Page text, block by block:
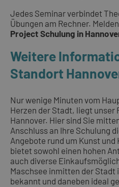
Jedes Seminar verbindet
Übungen am Rechner.
Project Schulung in
Weitere
Standort
Nur wenige Minuten vom
Herzen der Stadt, liegt unser
Hannover. Hier sind Sie
Anschluss an Ihre Schulung
Angebote rund um Kunst
bietet sowohl einen hohen
auch diverse
Maschsee inmitten der Stadt
bekannt und daneben ideal